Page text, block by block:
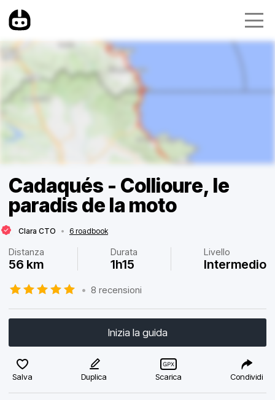
Cadaqués - Collioure, le
paradis de la moto
Clara CTO • 6 roadbook
Distanza
56 km
Durata
1h15
Livello
Intermedio
• 8 recensioni
Inizia la guida
Salva Duplica Scarica Condividi